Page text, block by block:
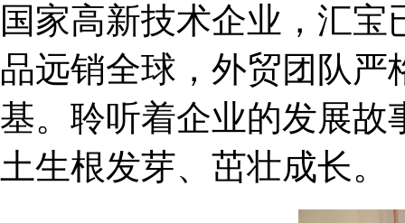
国家高新技术企业，汇
品远销全球，外贸团队
基。聆听着企业的发展故
土生根发芽、茁壮成长。